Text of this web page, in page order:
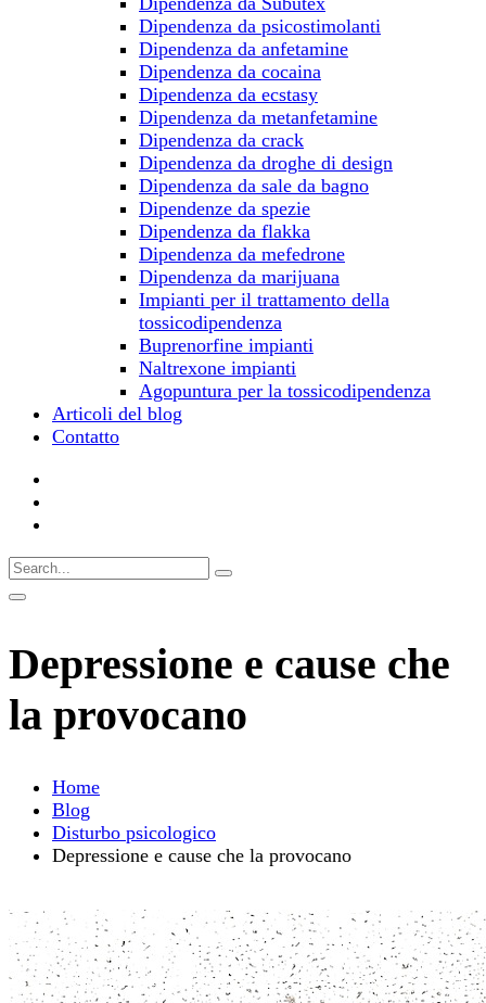
Dipendenza da psicostimolanti
Dipendenza da anfetamine
Dipendenza da cocaina
Dipendenza da ecstasy
Dipendenza da metanfetamine
Dipendenza da crack
Dipendenza da droghe di design
Dipendenza da sale da bagno
Dipendenze da spezie
Dipendenza da flakka
Dipendenza da mefedrone
Dipendenza da marijuana
Impianti per il trattamento della
tossicodipendenza
Buprenorfine impianti
Naltrexone impianti
Agopuntura per la tossicodipendenza
Articoli del blog
Contatto
Depressione e cause che
la provocano
Home
Blog
Disturbo psicologico
Depressione e cause che la provocano